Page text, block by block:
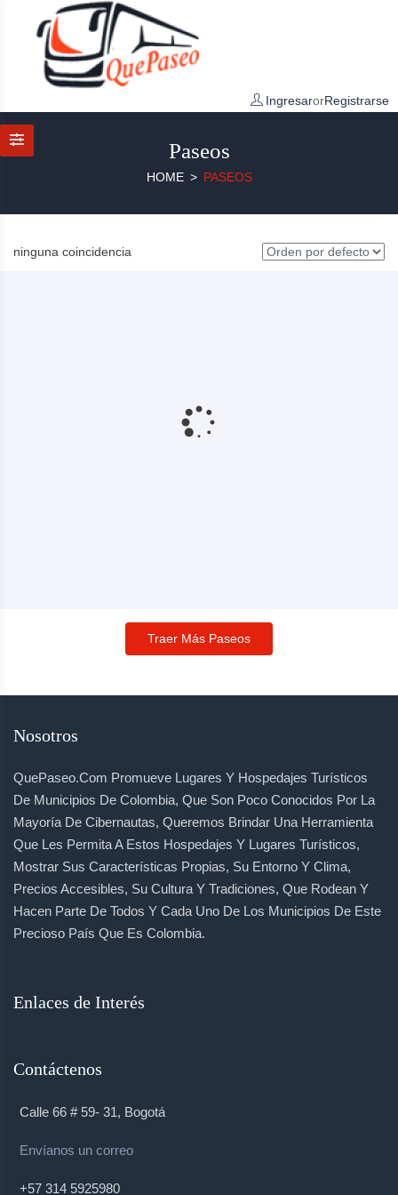
IngresarorRegistrarse
Paseos
HOME PASEOS
ninguna coincidencia
Traer Más Paseos
Nosotros
QuePaseo.com Promueve Lugares Y Hospedajes Turísticos
De Municipios De Colombia, Que Son Poco Conocidos Por La
Mayoría De Cibernautas, Queremos Brindar Una Herramienta
Que Les Permita A Estos Hospedajes Y Lugares Turísticos,
Mostrar Sus Características Propias, Su Entorno Y Clima,
Precios Accesibles, Su Cultura Y Tradiciones, Que Rodean Y
Hacen Parte De Todos Y Cada Uno De Los Municipios De Este
Precioso País Que Es Colombia.
Enlaces de Interés
Contáctenos
Calle 66 # 59- 31, Bogotá
Envíanos un correo
+57 314 5925980